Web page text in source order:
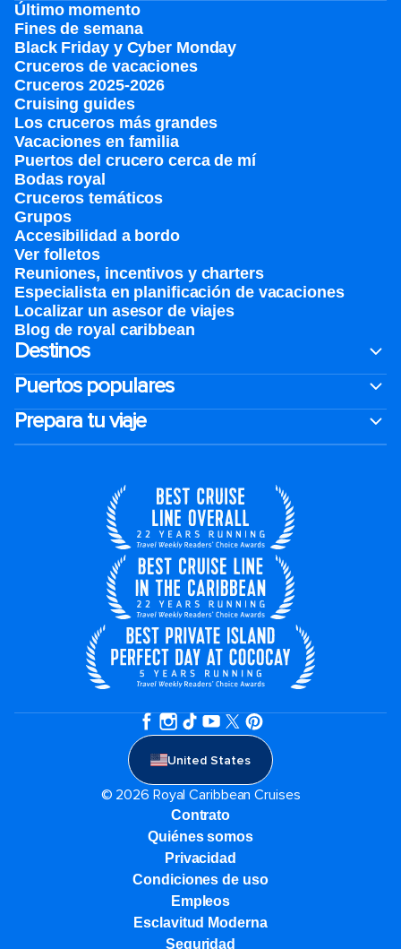
Último momento
Fines de semana
Black Friday y Cyber Monday
Cruceros de vacaciones
Cruceros 2025-2026
Cruising guides
Los cruceros más grandes
Vacaciones en familia
Puertos del crucero cerca de mí
Bodas royal
Cruceros temáticos
Grupos
Accesibilidad a bordo
Ver folletos
Reuniones, incentivos y charters​
Especialista en planificación de vacaciones
Localizar un asesor de viajes
Blog de royal caribbean
Destinos
Puertos populares
Prepara tu viaje
United States
© 2026 Royal Caribbean Cruises
Contrato
Quiénes somos
Privacidad
Condiciones de uso
Empleos
Esclavitud Moderna
Seguridad